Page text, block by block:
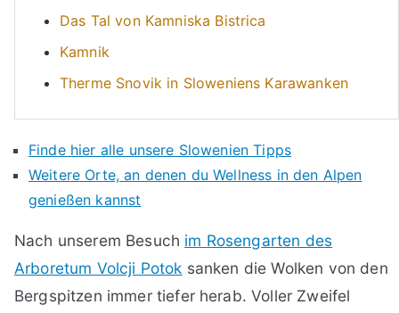
Das Tal von Kamniska Bistrica
Kamnik
Therme Snovik in Sloweniens Karawanken
Finde hier alle unsere Slowenien Tipps
Weitere Orte, an denen du Wellness in den Alpen
genießen kannst
Nach unserem Besuch im Rosengarten des
Arboretum Volcji Potok sanken die Wolken von den
Bergspitzen immer tiefer herab. Voller Zweifel